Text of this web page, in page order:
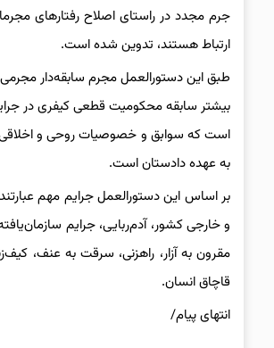
جرم مجدد در راستای اصلاح رفتار‌های
ارتباط هستند، تدوین شده است.
طبق این دستورالعمل مجرم سابقه‌دار
بیشتر سابقه محکومیت قطعی کیفری در
است که سوابق و خصوصیات روحی و اخلاقی
به عهده دادستان است.
بر اساس این دستورالعمل جرایم مهم
و خارجی کشور، آدم‌ربایی، جرایم
مقرون به آزار، راهزنی، سرقت به عنف،
قاچاق انسان.
انتهای پیام/